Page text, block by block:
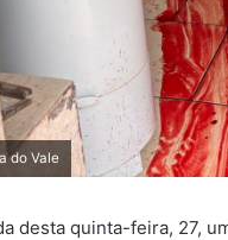
do Vale
desta quinta-feira, 27,